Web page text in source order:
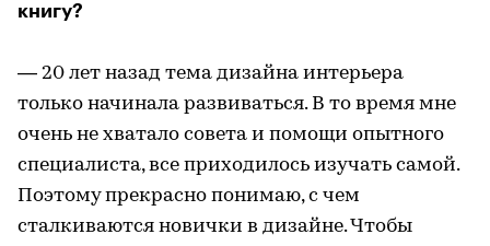
книгу?
— 20 лет назад тема дизайна интерьера
только начинала развиваться. В то время мне
очень не хватало совета и помощи опытного
специалиста, все приходилось изучать самой.
Поэтому прекрасно понимаю, с чем
сталкиваются новички в дизайне. Чтобы